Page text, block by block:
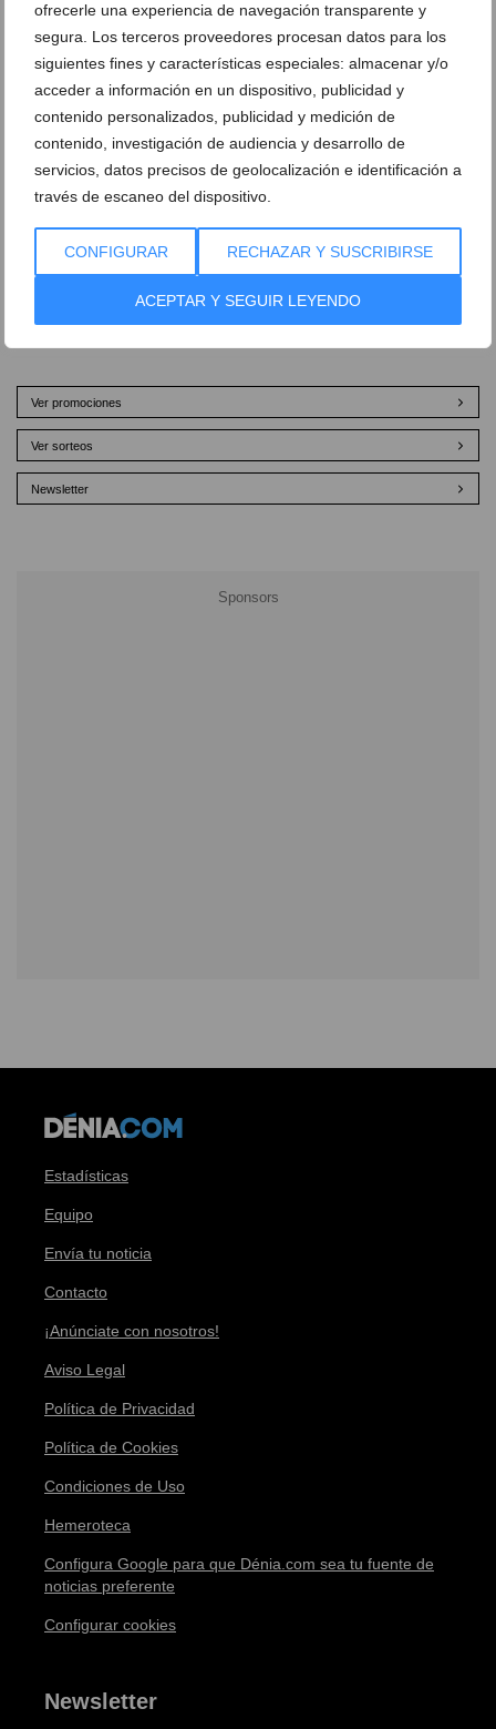
ofrecerle una experiencia de navegación transparente y
segura. Los terceros proveedores procesan datos para los
siguientes fines y características especiales: almacenar y/o
acceder a información en un dispositivo, publicidad y
contenido personalizados, publicidad y medición de
contenido, investigación de audiencia y desarrollo de
servicios, datos precisos de geolocalización e identificación a
través de escaneo del dispositivo.
CONFIGURAR RECHAZAR Y SUSCRIBIRSE
ACEPTAR Y SEGUIR LEYENDO
Clínica Dr. Ballester – Dentista, odontólogo
Ver promociones
Ver sorteos
Newsletter
Estadísticas
Equipo
Envía tu noticia
Contacto
¡Anúnciate con nosotros!
Aviso Legal
Política de Privacidad
Política de Cookies
Condiciones de Uso
Hemeroteca
Configura Google para que Dénia.com sea tu fuente de
noticias preferente
Configurar cookies
Newsletter